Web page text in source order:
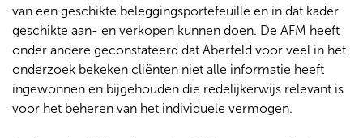
van een geschikte beleggingsportefeuille en in dat kader
geschikte aan- en verkopen kunnen doen. De AFM heeft
onder andere geconstateerd dat Aberfeld voor veel in het
onderzoek bekeken cliënten niet alle informatie heeft
ingewonnen en bijgehouden die redelijkerwijs relevant is
voor het beheren van het individuele vermogen.